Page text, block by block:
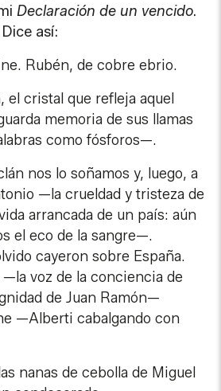
Declaración de un vencido.
así:
Rubén, de cobre ebrio.
el cristal que refleja aquel
memoria de sus llamas
como fósforos—.
nos lo soñamos y, luego, a
—la crueldad y tristeza de
arrancada de un país: aún
el eco de la sangre—.
cayeron sobre España.
voz de la conciencia de
de Juan Ramón—
—Alberti cabalgando con
nanas de cebolla de Miguel